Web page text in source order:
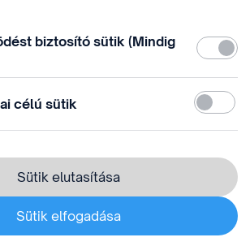
tájékoztató
biztosító sütik (Mindig
célú sütik
Sütik elutasítása
Sütik elfogadása